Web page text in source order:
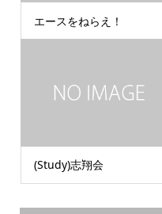
エースをねらえ！
(Study)志翔会